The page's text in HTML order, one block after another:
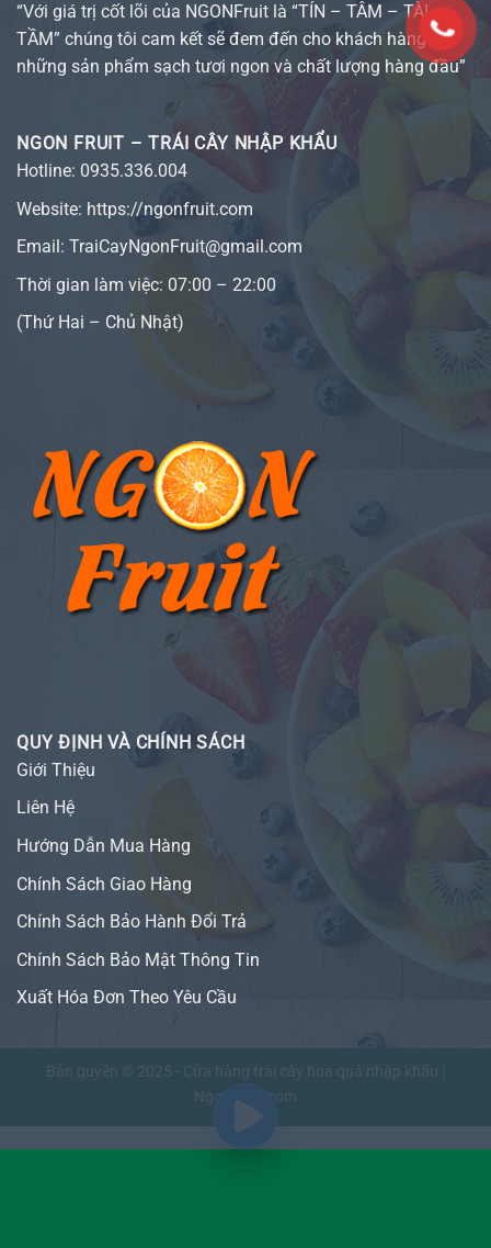
“Với giá trị cốt lõi của NGONFruit là “TÍN – TÂM – TÀI –
TẦM” chúng tôi cam kết sẽ đem đến cho khách hàng
những sản phẩm sạch tươi ngon và chất lượng hàng đầu”
NGON FRUIT – TRÁI CÂY NHẬP KHẨU
Hotline: 0935.336.004
Website: https://ngonfruit.com
Email: TraiCayNgonFruit@gmail.com
Thời gian làm việc: 07:00 – 22:00
(Thứ Hai – Chủ Nhật)
QUY ĐỊNH VÀ CHÍNH SÁCH
Giới Thiệu
Liên Hệ
Hướng Dẫn Mua Hàng
Chính Sách Giao Hàng
Chính Sách Bảo Hành Đổi Trả
Chính Sách Bảo Mật Thông Tin
Xuất Hóa Đơn Theo Yêu Cầu
Bản quyền © 2025 - Cửa hàng trái cây hoa quả nhập khẩu |
NgonFruit.com